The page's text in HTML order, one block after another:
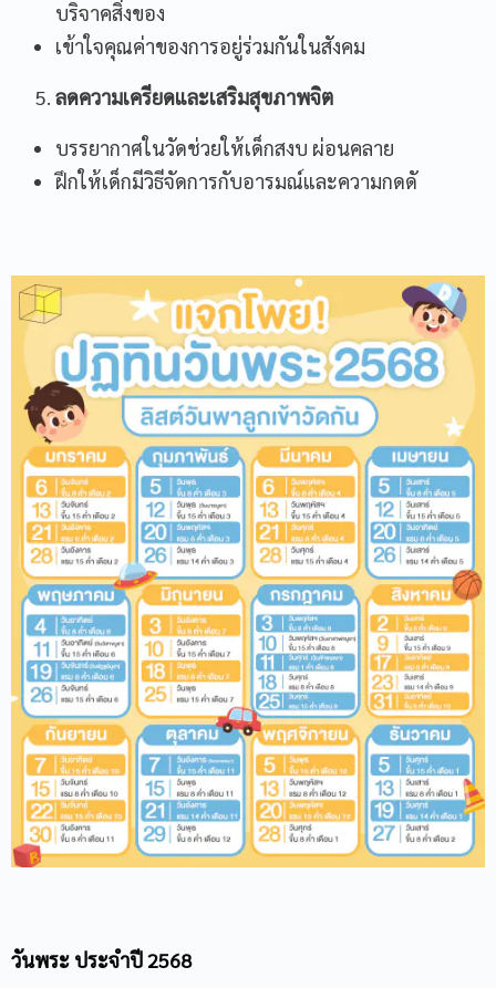
บริจาคสิ่งของ
เข้าใจคุณค่าของการอยู่ร่วมกันในสังคม
ลดความเครียดและเสริมสุขภาพจิต
บรรยากาศในวัดช่วยให้เด็กสงบ ผ่อนคลาย
ฝึกให้เด็กมีวิธีจัดการกับอารมณ์และความกดดั
วันพระ ประจำปี 2568